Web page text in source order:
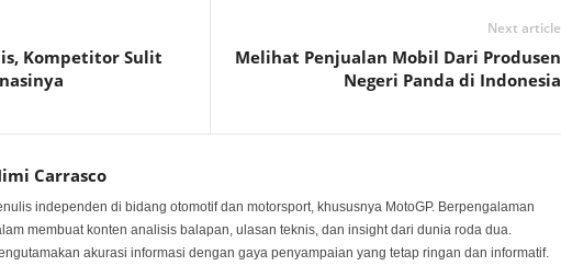
Kompetitor Sulit
Next article
Melihat Penjualan Mobil Dari Produsen
Negeri Panda di Indonesia
Carrasco
independen di bidang otomotif dan motorsport, khususnya MotoGP. Berpengalaman
membuat konten analisis balapan, ulasan teknis, dan insight dari dunia roda dua.
akurasi informasi dengan gaya penyampaian yang tetap ringan dan informatif.